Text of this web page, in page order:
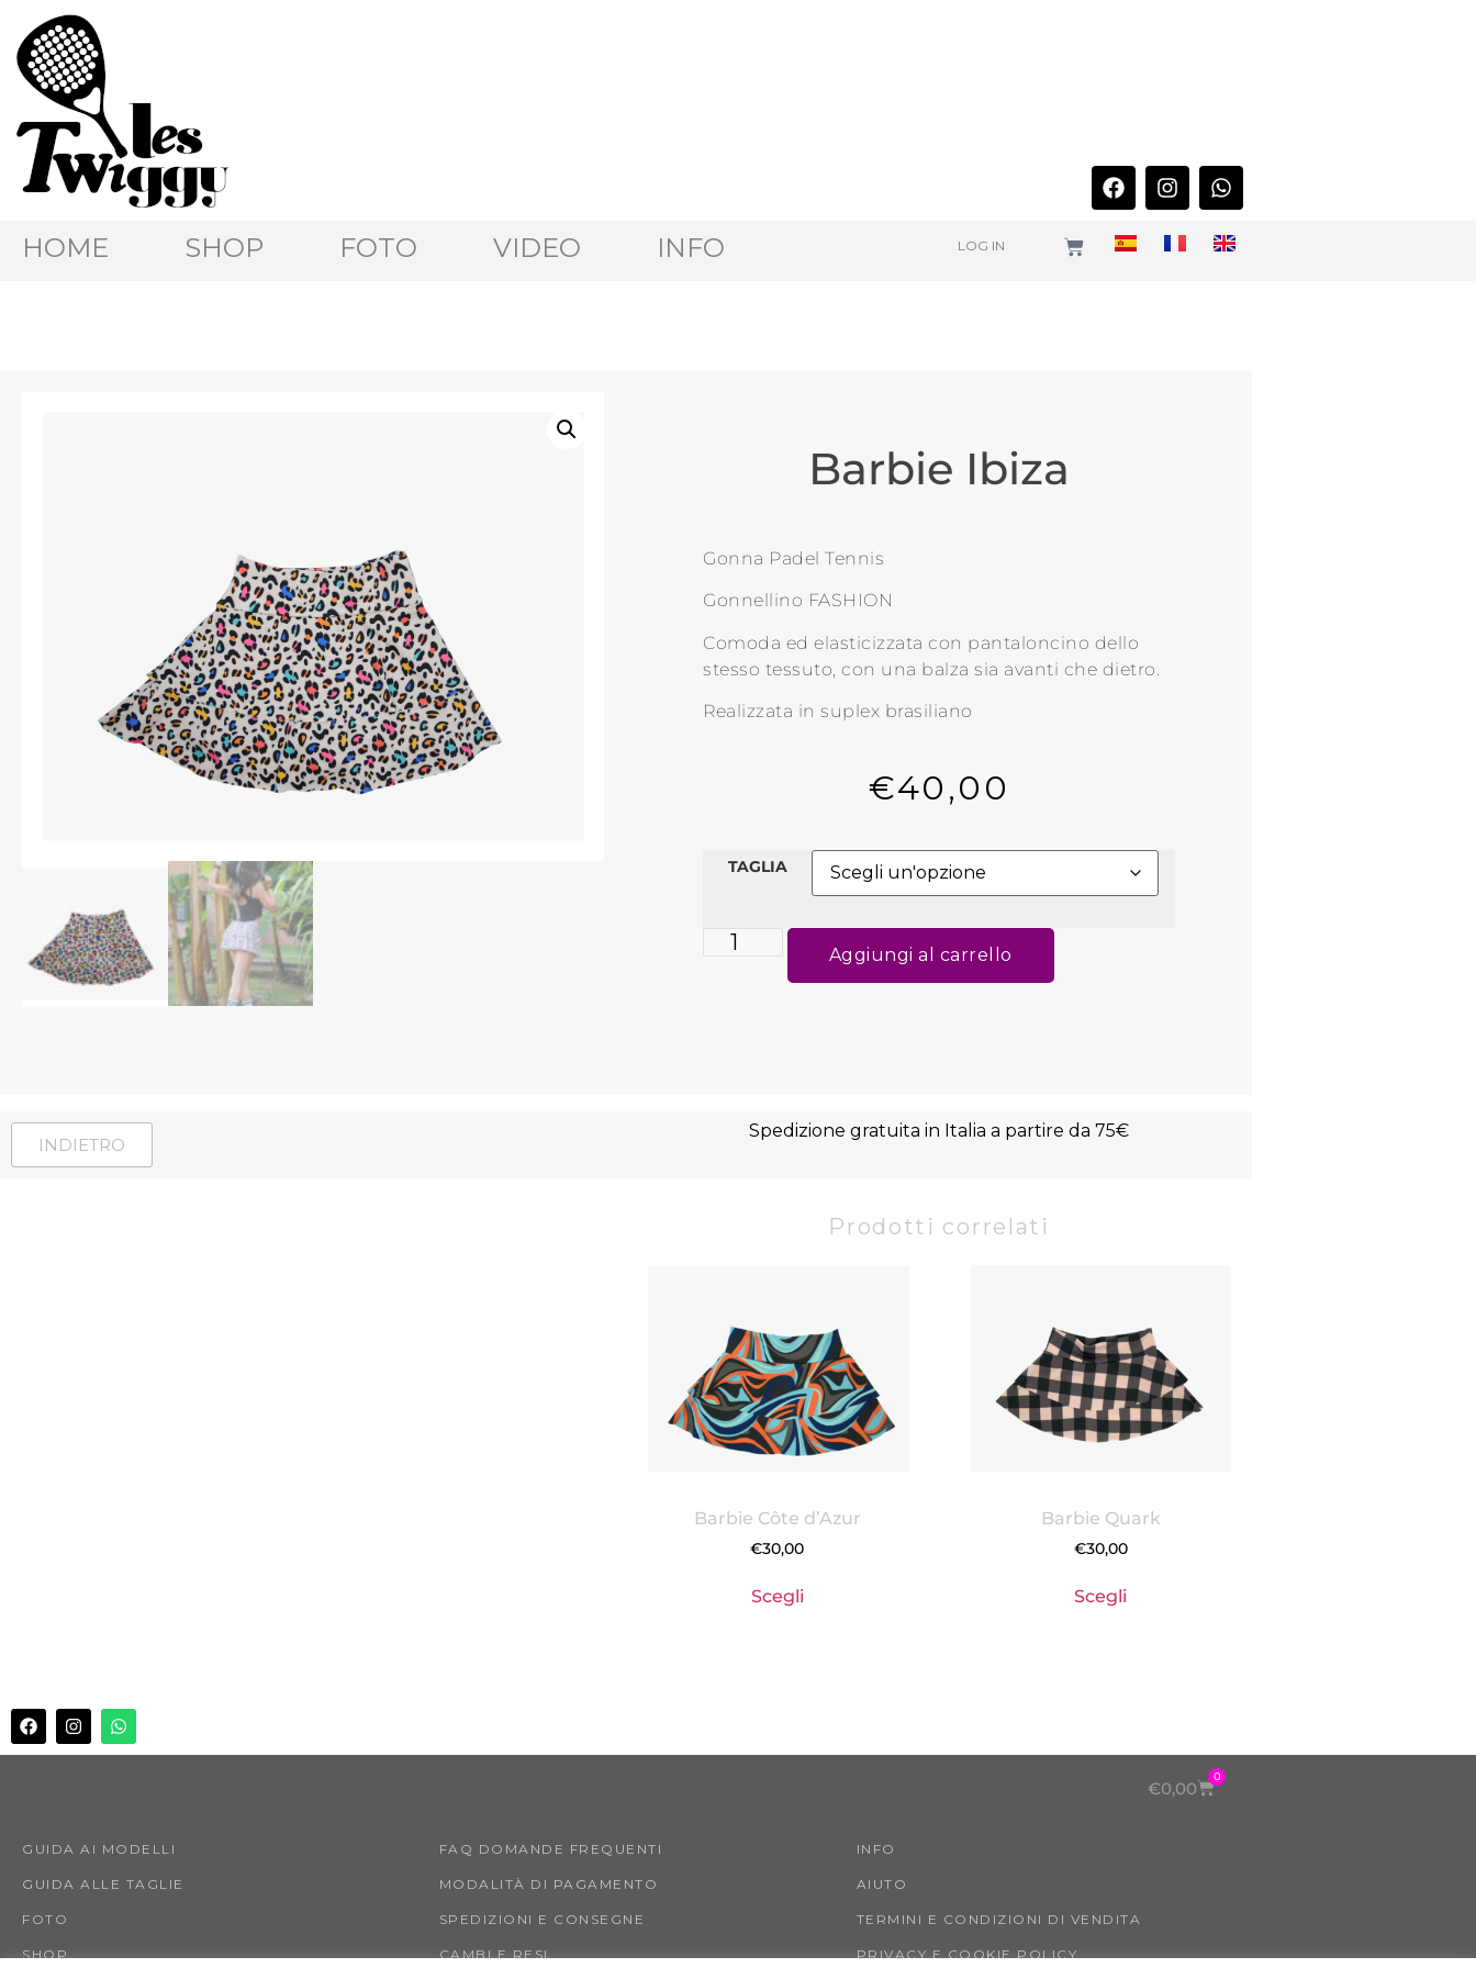
HOME SHOP FOTO VIDEO INFO LOG IN
Barbie Ibiza
Gonna Padel Tennis
Gonnellino FASHION
Comoda ed elasticizzata con pantaloncino dello
stesso tessuto, con una balza sia avanti che dietro.
Realizzata in suplex brasiliano
€40,00
TAGLIA
Aggiungi al carrello
INDIETRO
Spedizione gratuita in Italia a partire da 75€
Prodotti correlati
Barbie Côte d’Azur
€30,00
Scegli
Barbie Quark
€30,00
Scegli
€0,00
0
GUIDA AI MODELLI
GUIDA ALLE TAGLIE
FOTO
SHOP
FAQ DOMANDE FREQUENTI
MODALITÀ DI PAGAMENTO
SPEDIZIONI E CONSEGNE
CAMBI E RESI
INFO
AIUTO
TERMINI E CONDIZIONI DI VENDITA
PRIVACY E COOKIE POLICY